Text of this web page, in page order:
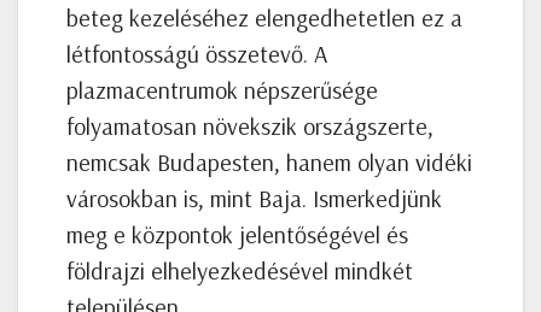
beteg kezeléséhez elengedhetetlen ez a
létfontosságú összetevő. A
plazmacentrumok népszerűsége
folyamatosan növekszik országszerte,
nemcsak Budapesten, hanem olyan vidéki
városokban is, mint Baja. Ismerkedjünk
meg e központok jelentőségével és
földrajzi elhelyezkedésével mindkét